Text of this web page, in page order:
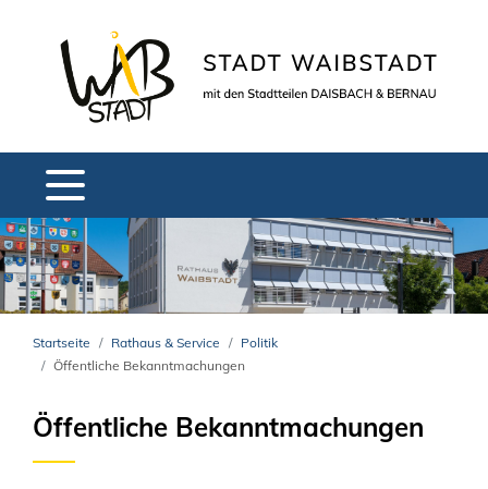
Startseite Rathaus & Service
Politik
Öffentliche Bekanntmachungen
Öffentliche Bekanntmachungen